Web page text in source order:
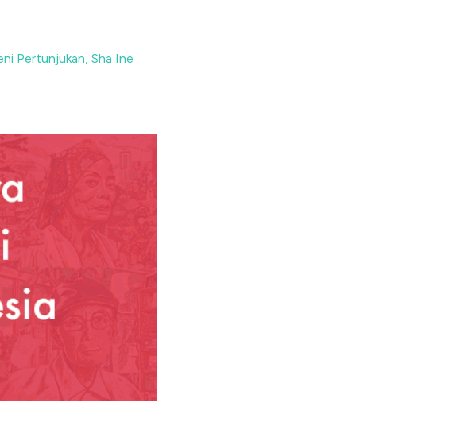
Pertunjukan, Sha Ine